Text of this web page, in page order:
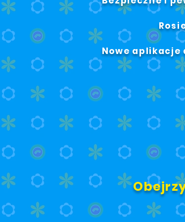
Nowe